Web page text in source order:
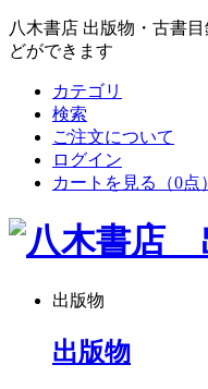
八木書店 出版物・古書
どができます
カテゴリ
検索
ご注文について
ログイン
カートを見る
（0点）
出版物
出版物